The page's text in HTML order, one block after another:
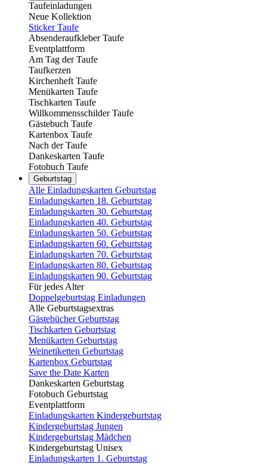
Taufeinladungen
Neue Kollektion
Sticker Taufe
Absenderaufkleber Taufe
Eventplattform
Am Tag der Taufe
Taufkerzen
Kirchenheft Taufe
Menükarten Taufe
Tischkarten Taufe
Willkommensschilder Taufe
Gästebuch Taufe
Kartenbox Taufe
Nach der Taufe
Dankeskarten Taufe
Fotobuch Taufe
Geburtstag
Alle Einladungskarten Geburtstag
Einladungskarten 18. Geburtstag
Einladungskarten 30. Geburtstag
Einladungskarten 40. Geburtstag
Einladungskarten 50. Geburtstag
Einladungskarten 60. Geburtstag
Einladungskarten 70. Geburtstag
Einladungskarten 80. Geburtstag
Einladungskarten 90. Geburtstag
Für jedes Alter
Doppelgeburtstag Einladungen
Alle Geburtstagsextras
Gästebücher Geburtstag
Tischkarten Geburtstag
Menükarten Geburtstag
Weinetiketten Geburtstag
Kartenbox Geburtstag
Save the Date Karten
Dankeskarten Geburtstag
Fotobuch Geburtstag
Eventplattform
Einladungskarten Kindergeburtstag
Kindergeburtstag Jungen
Kindergeburtstag Mädchen
Kindergeburtstag Unisex
Einladungskarten 1. Geburtstag